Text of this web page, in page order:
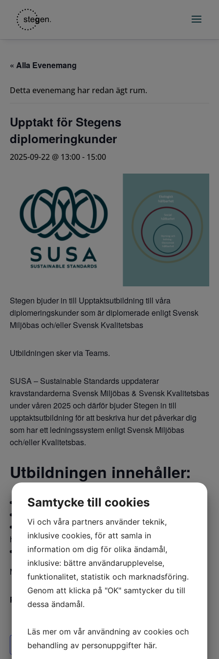
« Alla Evenemang
Detta evenemang har redan ägt rum.
Upptakt för Stegens
diplomeringkunder
2025-09-22 @ 13:00- 15:00
Stegen bjuder in till Upptaktsutbildning till våra
diplomeringskunder som är diplomerade enligt Svensk
Miljöbas och/eller Svensk Kvalitetsbas
Utbildningen sker via Teams.
SUSA – Sustainable Standards uppdaterar
kravstandarderna Svensk Miljöbas & Svensk Kvalitetsbas
under våren 2025 och därför bjuder Stegen in till
upptaktsutbildning för att beskriva hur det påverkar dig
som har ett ledningssystem enligt Svensk Miljöbas
och/eller Kvalitetsbas.
Utbildningen innehåller:
Vad är nytt i standarden
Hur har vi uppdaterat metoden och
handledningsmaterialet
Diskussion
Målgrupp: Stegens befintliga diplomeringskunder
Pris: Ingår i grundavgiften diplomeringskunder betalar.
Lägg till i kalender
Samtycke till cookies
Vi och våra partners använder teknik,
inklusive cookies, för att samla in
information om dig för olika ändamål,
inklusive: bättre användarupplevelse,
funktionalitet, statistik och marknadsföring.
Genom att klicka på "OK" samtycker du till
dessa ändamål.
Läs mer om vår användning av cookies och
behandling av personuppgifter här.